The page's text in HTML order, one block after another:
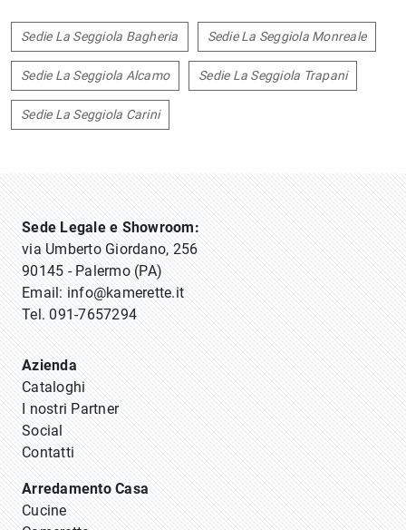
Sedie La Seggiola Bagheria Sedie La Seggiola Monreale
Sedie La Seggiola Alcamo Sedie La Seggiola Trapani
Sedie La Seggiola Carini
Sede Legale e Showroom:
via Umberto Giordano, 256
90145 - Palermo (PA)
Email:info@kamerette.it
Tel.091-7657294
Azienda
Cataloghi
I nostri Partner
Social
Contatti
Arredamento Casa
Cucine